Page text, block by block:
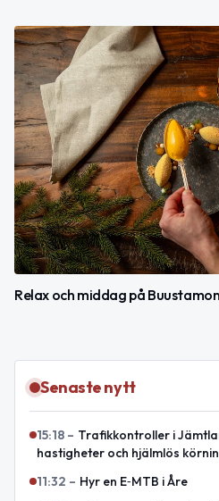
Relax och middag på Buustamon
Senaste nytt
15:18 – Trafikkontroller i
hastigheter och hjälmlös
11:32 – Hyr en E‑MTB i Åre